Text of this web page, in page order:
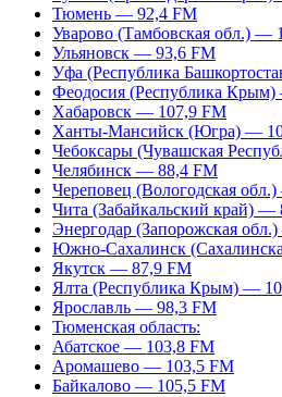
Тюмень — 92,4 FM
Уварово (Тамбовская обл.) —
Ульяновск — 93,6 FM
Уфа (Республика
Феодосия (Республика
Хабаровск — 107,9 FM
Ханты-Мансийск (Югра) —
Чебоксары (Чувашская
Челябинск — 88,4 FM
Череповец (Вологодская
Чита (Забайкальский край) —
Энергодар (Запорожская
Южно-Сахалинск
Якутск — 87,9 FM
Ялта (Республика Крым) —
Ярославль — 98,3 FM
Тюменская область:
Абатское — 103,8 FM
Аромашево — 103,5 FM
Байкалово — 105,5 FM